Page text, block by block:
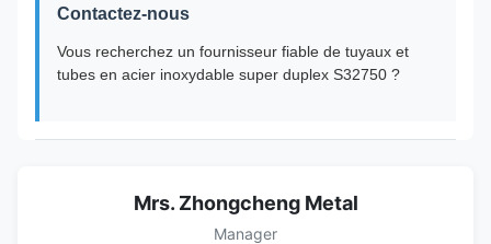
Contactez-nous
Vous recherchez un fournisseur fiable de tuyaux et
tubes en acier inoxydable super duplex S32750 ?
Mrs. Zhongcheng Metal
Manager